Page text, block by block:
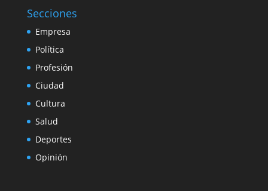
Secciones
Empresa
Política
Profesión
Ciudad
Cultura
Salud
Deportes
Opinión